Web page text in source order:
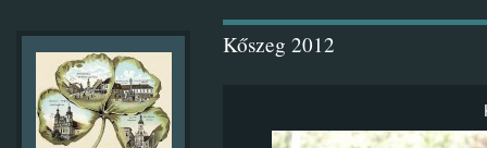
Kőszeg 2012